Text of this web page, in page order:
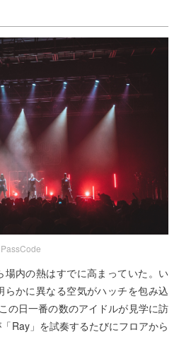
PassCode
内の熱はすでに高まっていた。い
かに異なる空気がハッチを包み込
の日一番の数のアイドルが見学に訪
Ray」を試奏するたびにフロアから